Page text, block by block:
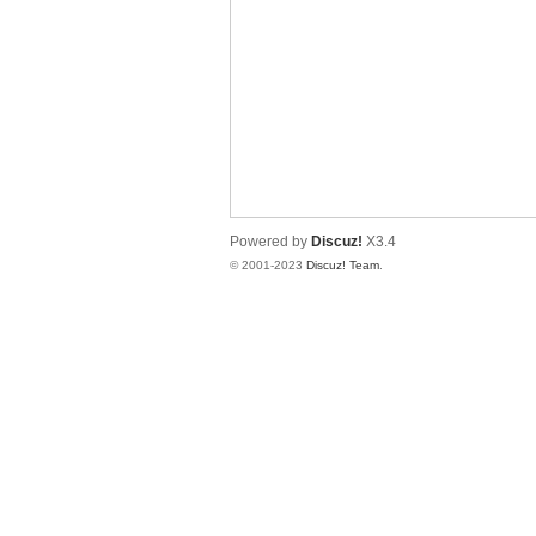
Powered by Discuz! X3.4
© 2001-2023 Discuz! Team